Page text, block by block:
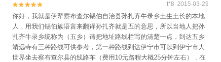

 t*8 2015-03-29
你好，我就是伊犁察布查尔锡伯自治县孙扎齐牛录乡土生土长的本地
人，用我们锡伯族语言来翻译孙扎齐就是五的意思，所以当地人把孙
扎齐牛录乡统称为（五乡）请把地址路线栏写的清楚一点，到达五乡
靖远寺有三种路线可供参考，第一种路线到达伊宁市可以到伊宁市大
世界坐去察布查尔县的线路车（费用10元路程大概25分钟左右），在